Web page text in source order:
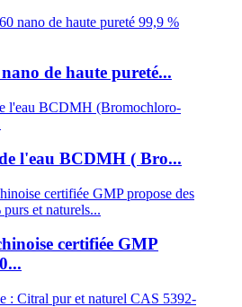
de haute pureté...
l'eau BCDMH ( Bro...
certifiée GMP